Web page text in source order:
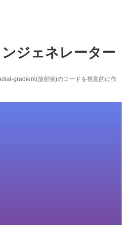
ジェネレーター
gradient(放射状)のコードを視覚的に作